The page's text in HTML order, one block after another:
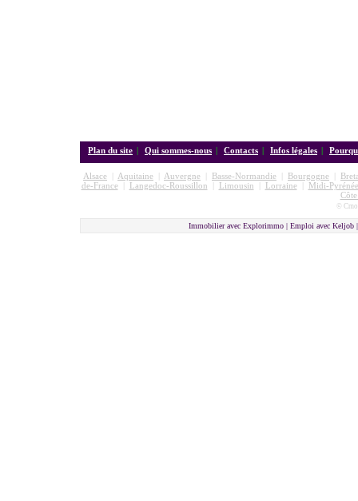
Plan du site | Qui sommes-nous | Contacts | Infos légales |
Alsace Aquitaine Auvergne Basse-Normandie Bourgogne
de-France| Langedoc-Roussillon Limousin Lorraine|
Midi-
©
Immobilier avec Explorimmo | Emploi avec Keljob